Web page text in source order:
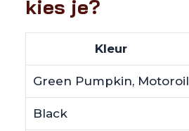
kies je?
Kleur
Green Pumpkin, Motoroil
Black